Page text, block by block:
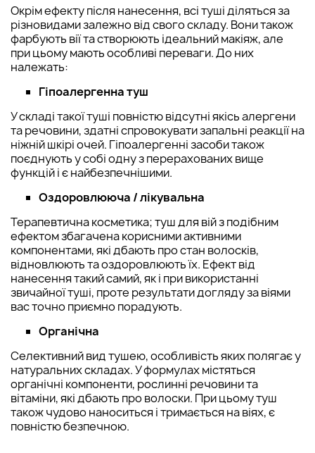
Окрім ефекту після нанесення, всі туші діляться за
різновидами залежно від свого складу. Вони також
фарбують вії та створюють ідеальний макіяж, але
при цьому мають особливі переваги. До них
належать:
Гіпоалергенна туш
У складі такої туші повністю відсутні якісь алергени
та речовини, здатні спровокувати запальні реакції на
ніжній шкірі очей. Гіпоалергенні засоби також
поєднують у собі одну з перерахованих вище
функцій і є найбезпечнішими.
Оздоровлююча / лікувальна
Терапевтична косметика; туш для вій з подібним
ефектом збагачена корисними активними
компонентами, які дбають про стан волосків,
відновлюють та оздоровлюють їх. Ефект від
нанесення такий самий, як і при використанні
звичайної туші, проте результати догляду за віями
вас точно приємно порадують.
Органічна
Селективний вид тушею, особливість яких полягає у
натуральних складах. У формулах містяться
органічні компоненти, рослинні речовини та
вітаміни, які дбають про волоски. При цьому туш
також чудово наноситься і тримається на віях, є
повністю безпечною.